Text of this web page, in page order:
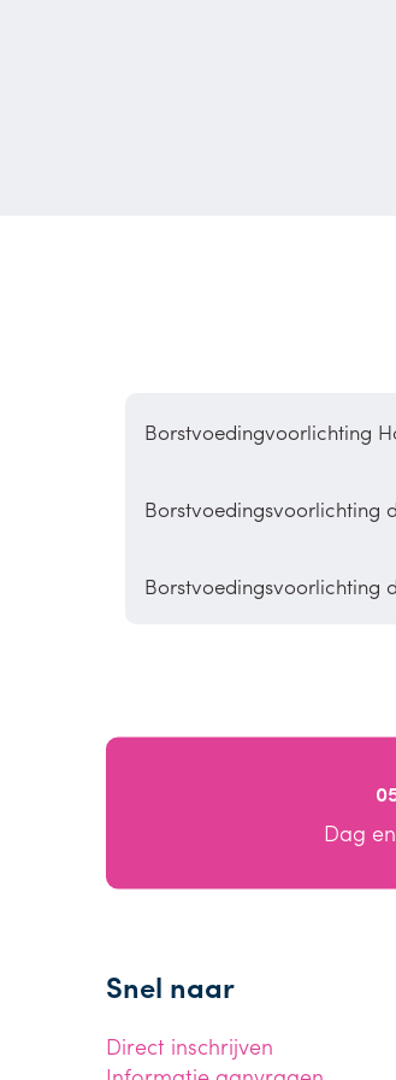
Borstvoedingvoorlichting
Borstvoedingsvoorlichting
Borstvoedingsvoorlichting
Dag
Snel naar
Direct inschrijven